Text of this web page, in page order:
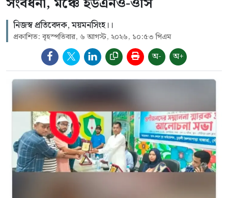
নিজস্ব প্রতিবেদক, ময়মনসিংহ।।
প্রকাশিত: বৃহস্পতিবার, ৬ আগস্ট, ২০২৬, ১০:৫৩ পিএম
অ- অ+